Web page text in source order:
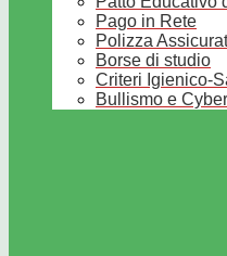
Pago in Rete
Polizza
Borse di studio
Criteri Igienico-
Bullismo e